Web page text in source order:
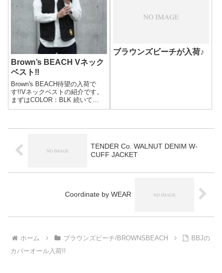
Brown’s BEACH Vネック
ベスト‼
Brown's BEACH待望の入荷で
す!!Vネックベストの紹介です。
まずはCOLOR：BLK 続いて
COLOR:NVYブラウンズビーチの
ブラウンズビーチが入荷♪
TENDER Co. WALNUT DENIM W-
CUFF JACKET
Coordinate by WEAR
ホーム ブラウンズビーチ/BROWNSBEACH
BBJの
カバーオール入荷!!